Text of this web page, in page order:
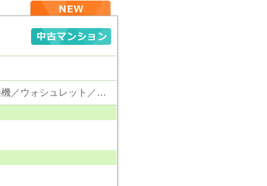
東京電力／公営水道／都市ガス／下水／追い焚き／シャンプードレッサー／浴室換気乾燥機／ウォシュレット／システムキッチン／浄水器／フローリング／クローゼット